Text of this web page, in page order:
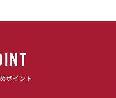
ポイント